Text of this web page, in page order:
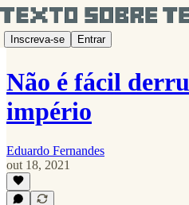
Inscreva-se Entrar
Não é fácil
império
Eduardo Fernandes
out 18, 2021